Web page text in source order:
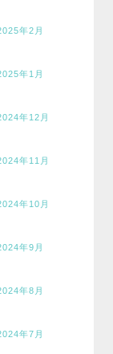
年2月
年1月
年12月
年11月
年10月
年9月
年8月
年7月